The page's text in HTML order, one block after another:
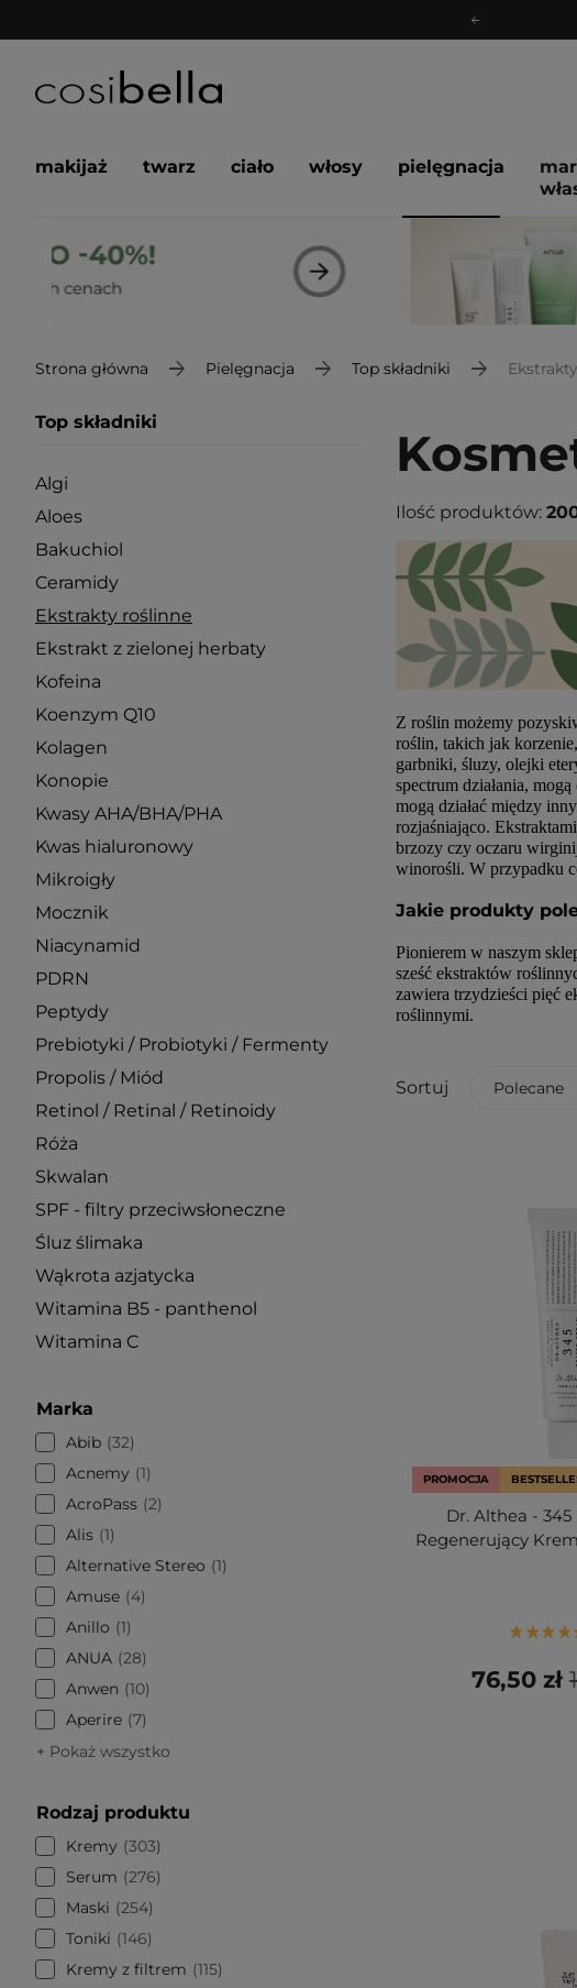
makijaż twarz ciało włosy pielęgnacja
Strona główna Pielęgnacja Top składniki
Top składniki
Algi
Aloes
Bakuchiol
Ceramidy
Ekstrakty roślinne
Ekstrakt z zielonej herbaty
Kofeina
Koenzym Q10
Kolagen
Konopie
Kwasy AHA/BHA/PHA
Kwas hialuronowy
Mikroigły
Mocznik
Niacynamid
PDRN
Peptydy
Prebiotyki / Probiotyki / Fermenty
Propolis / Miód
Retinol / Retinal / Retinoidy
Róża
Skwalan
SPF - filtry przeciwsłoneczne
Śluz ślimaka
Wąkrota azjatycka
Witamina B5 - panthenol
Witamina C
Marka
Abib 32
Acnemy
1
AcroPass 2
Alis 1
Alternative Stereo
1
Amuse
4
Anillo
1
ANUA 28
Anwen
10
Aperire 7
+ Pokaż wszystko
Rodzaj produktu
Kremy
303
Serum
276
Maski
254
Toniki
146
Kremy z filtrem
115
Ilość produktów:
Z roślin możemy
roślin, takich jak
garbniki, śluzy, olejki
spectrum działania,
mogą działać między
rozjaśniająco.
brzozy czy oczaru
winorośli. W przypadku
Jakie produkty
Pionierem w naszym
sześć ekstraktów
zawiera trzydzieści pięć
roślinnymi.
Sortuj Polecane
PROMOCJA
Dr. Althea -
Regenerujący
76,50 zł